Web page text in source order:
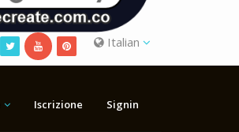
Italian
Iscrizione Signin